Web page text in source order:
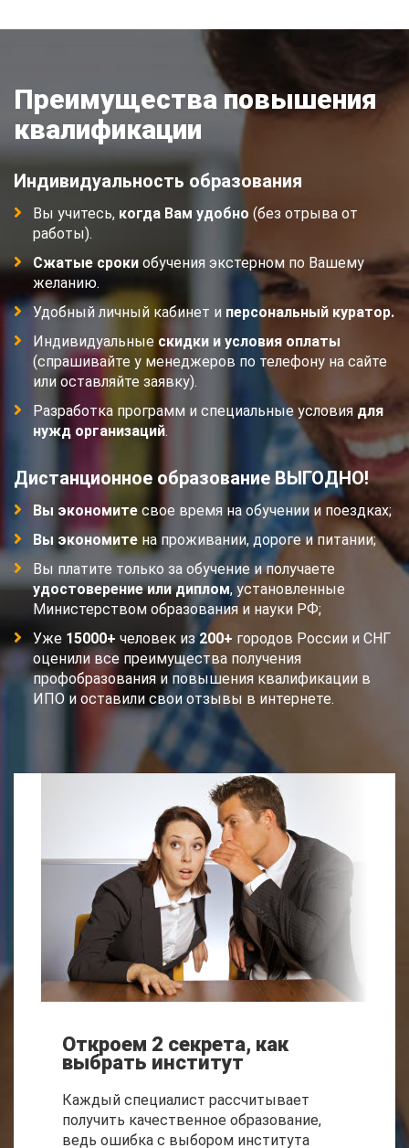
Преимущества повышения
квалификации
Индивидуальность образования
Вы учитесь, когда Вам удобно (без отрыва от
работы).
Сжатые сроки обучения экстерном по Вашему
желанию.
Удобный личный кабинет и персональный куратор.
Индивидуальные скидки и условия оплаты
(спрашивайте у менеджеров по телефону на сайте
или оставляйте заявку).
Разработка программ и специальные условия для
нужд организаций.
Дистанционное образование ВЫГОДНО!
Вы экономите свое время на обучении и поездках;
Вы экономите на проживании, дороге и питании;
Вы платите только за обучение и получаете
удостоверение или диплом, установленные
Министерством образования и науки РФ;
Уже 15000+ человек из200+ городов России и СНГ
оценили все преимущества получения
профобразования и повышения квалификации в
ИПО и оставили свои отзывы в интернете.
Откроем 2 секрета, как
выбрать институт
Каждый специалист рассчитывает
получить качественное образование,
ведь ошибка с выбором института